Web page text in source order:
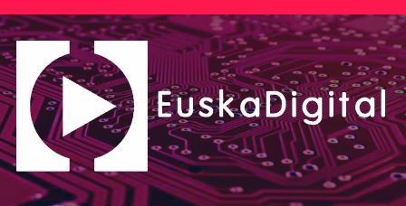
Saltar
al
contenido